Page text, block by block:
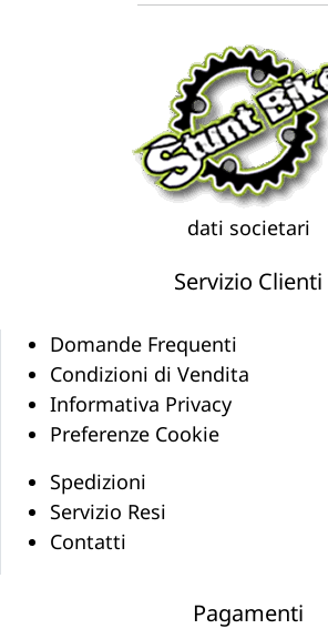
dati societari
Servizio Clienti
Domande Frequenti
Condizioni di Vendita
Informativa Privacy
Preferenze Cookie
Spedizioni
Servizio Resi
Contatti
Pagamenti